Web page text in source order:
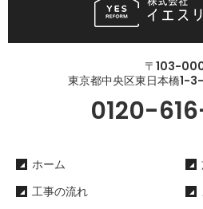
〒103-
東京都中央区東日本橋1-
0120-
ホーム
工事の流れ